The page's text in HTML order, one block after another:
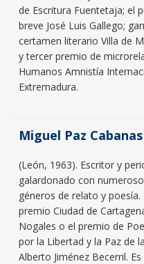
de Escritura Fuentetaja; el
breve José Luis Gallego;
certamen literario Villa de
y tercer premio de
Humanos Amnistía
Extremadura.
Miguel Paz
(León, 1963). Escritor y
galardonado con
géneros de relato y poesía.
premio Ciudad de
Nogales o el premio de
por la Libertad y la Paz de
Alberto Jiménez Becerril.